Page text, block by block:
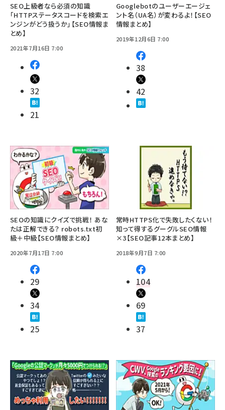
SEO上級者なら必須の知識
「HTTPステータスコードを検索エ
ンジンがどう扱うか」【SEO情報ま
とめ】
2021年7月16日 7:00
32
21
Googlebotのユーザーエージェ
ント名（UA名）が変わるよ！【SEO
情報まとめ】
2019年12月6日 7:00
38
42
SEOの知識にクイズで挑戦！ あな
たは正解できる？ robots.txt初
級＋中級【SEO情報まとめ】
2020年7月17日 7:00
29
34
25
常時HTTPS化で失敗したくない！
知って得するグーグルSEO情報
×3【SEO記事12本まとめ】
2018年9月7日 7:00
104
69
37